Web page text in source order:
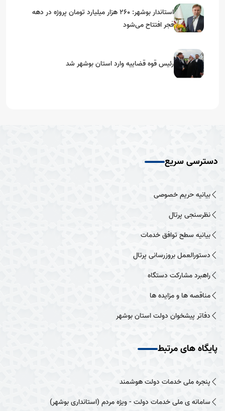
استاندار بوشهر: ۲۶۰ هزار میلیارد تومان پروژه در دهه
فجر افتتاح می‌شود
رئیس قوه قضاییه وارد استان بوشهر شد
دسترسی سریع
بیانیه حریم خصوصی
نظرسنجی پرتال
بیانیه سطح توافق خدمات
دستورالعمل بروزرسانی پرتال
راهبرد مشارکت دستگاه
مناقصه ها و مزایده ها
دفاتر پیشخوان دولت استان بوشهر
پایگاه های مرتبط
پنجره ملی خدمات دولت هوشمند
سامانه ی ملی خدمات دولت - ویژه مردم (استانداری بوشهر)